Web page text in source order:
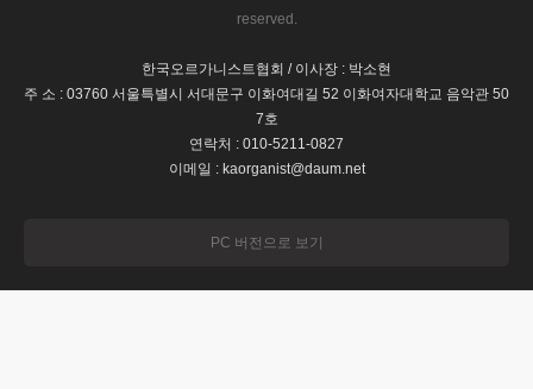
reserved.
한국오르가니스트협회 / 이사장 : 박소현
주 소 : 03760 서울특별시 서대문구 이화여대길 52 이화여자대학교 음악관 50
7호
연락처 : 010-5211-0827
이메일 : kaorganist@daum.net
PC 버전으로 보기